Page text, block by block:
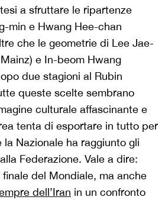
a sfruttare le ripartenze
min e Hwang Hee-chan
che le geometrie di Lee Jae-
e In-beom Hwang
due stagioni al Rubin
queste scelte sembrano
culturale affascinante e
tenta di esportare in tutto per
Nazionale ha raggiunto gli
Federazione. Vale a dire:
del Mondiale, ma anche
dell’Iran in un confronto